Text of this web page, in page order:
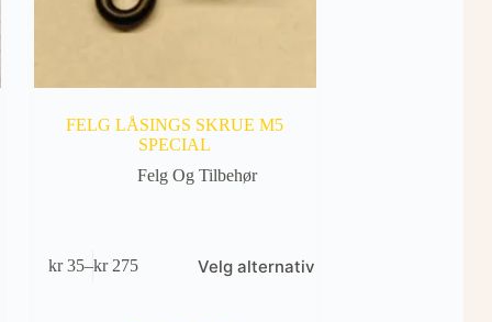
FELG LÅSINGS SKRUE M5
SPECIAL
Felg Og Tilbehør
kr35–kr275
Prisområde:
Velg alternativ
produktet